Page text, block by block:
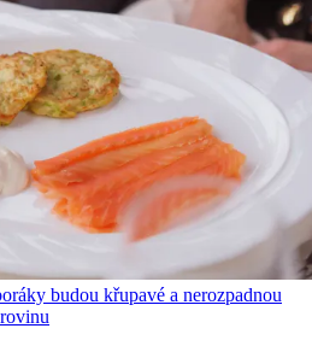
budou křupavé a nerozpadnou